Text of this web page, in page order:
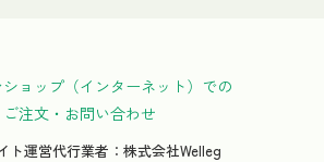
ョップ（インターネット）での
ご注文・お問い合わせ
ト運営代行業者：株式会社Welleg